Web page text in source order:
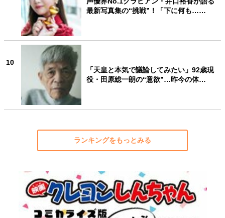
最新写真集の“挑戦”！「下に何も……
10
「天皇と本気で議論してみたい」92歳現
役・田原総一朗の“意欲”…昨今の体…
ランキングをもっとみる